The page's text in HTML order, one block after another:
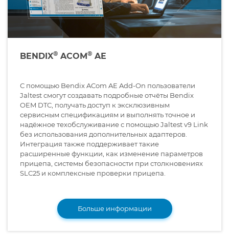
BENDIX® ACOM® AE
С помощью Bendix ACom AE Add-On пользователи
Jaltest смогут создавать подробные отчёты Bendix
OEM DTC, получать доступ к эксклюзивным
сервисным спецификациям и выполнять точное и
надёжное техобслуживание с помощью Jaltest v9 Link
без использования дополнительных адаптеров.
Интеграция также поддерживает такие
расширенные функции, как изменение параметров
прицепа, системы безопасности при столкновениях
SLC25 и комплексные проверки прицепа.
Больше информации